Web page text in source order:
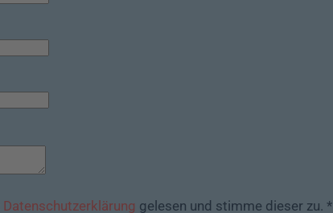
Datenschutzerklärung gelesen und stimme dieser zu. *